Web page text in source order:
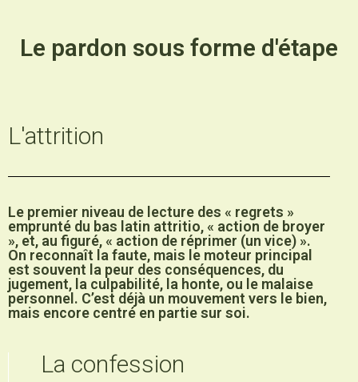
Le pardon sous forme d'étape
L'attrition
Le premier niveau de lecture des « regrets »
emprunté du bas latin attritio, « action de broyer
», et, au figuré, « action de réprimer (un vice) ».
On reconnaît la faute, mais le moteur principal
est souvent la peur des conséquences, du
jugement, la culpabilité, la honte, ou le malaise
personnel. C’est déjà un mouvement vers le bien,
mais encore centré en partie sur soi.
La confession